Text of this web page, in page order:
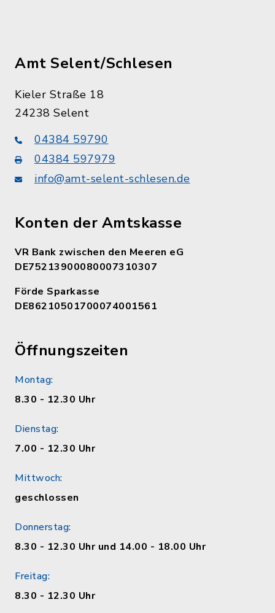
Amt Selent/Schlesen
Kieler Straße 18
24238 Selent
04384 59790
04384 597979
info@amt-selent-schlesen.de
Konten der Amtskasse
VR Bank zwischen den Meeren eG
DE75213900080007310307
Förde Sparkasse
DE86210501700074001561
Öffnungszeiten
Montag:
8.30 - 12.30 Uhr
Dienstag:
7.00 - 12.30 Uhr
Mittwoch:
geschlossen
Donnerstag:
8.30 - 12.30 Uhr und 14.00 - 18.00 Uhr
Freitag:
8.30 - 12.30 Uhr